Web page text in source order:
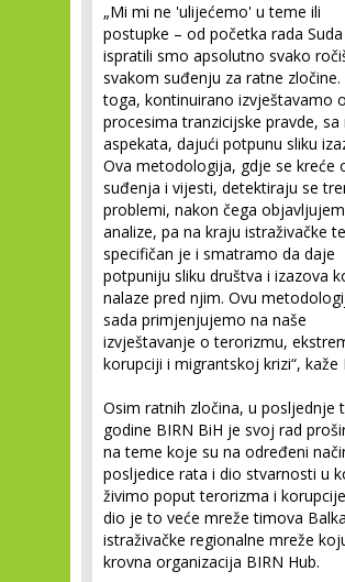
„Mi mi ne 'ulijećemo' u teme ili
postupke – od početka rada
ispratili smo apsolutno svako
svakom suđenju za ratne zločine.
toga, kontinuirano izvještavamo o
procesima tranzicijske pravde, sa
aspekata, dajući potpunu sliku
Ova metodologija, gdje se kreće
suđenja i vijesti, detektiraju se
problemi, nakon čega
analize, pa na kraju istraživačke
specifičan je i smatramo da daje
potpuniju sliku društva i izazova
nalaze pred njim. Ovu
sada primjenjujemo na naše
izvještavanje o terorizmu,
korupciji i migrantskoj krizi“, kaže
Osim ratnih zločina, u posljednje
godine BIRN BiH je svoj rad
na teme koje su na određeni
posljedice rata i dio stvarnosti u
živimo poput terorizma i
dio je to veće mreže timova
istraživačke regionalne mreže
krovna organizacija BIRN Hub.